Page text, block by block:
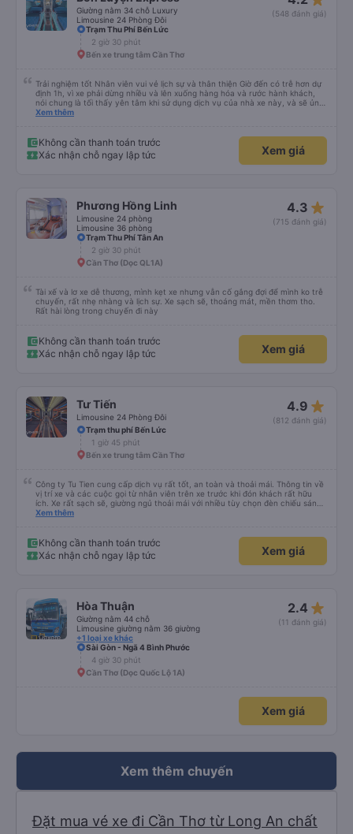
Giường nằm 34 chỗ Luxury
Limousine 24 Phòng Đôi
(548 đánh giá)
Trạm Thu Phí Bến Lức
2 giờ 30 phút
Bến xe trung tâm Cần Thơ
Trải nghiệm tốt Nhân viên vui vẻ lịch sự và thân thiện Giờ đến có trễ hơn dự
định 1h, vì xe phải dừng nhiều và lên xuống hàng hóa và rước hành khách,
nói chung là tối thấy yên tâm khi sử dụng dịch vụ của nhà xe này, và sẽ ủng
hộ và giới thiệu cho người thân sử dụng dịch vụ của nhà xe này
Xem thêm
Không cần thanh toán trước
Xác nhận chỗ ngay lập tức
Xem giá
Phương Hồng Linh
Limousine 24 phòng
Limousine 36 phòng
4.3 star_rate
(715 đánh giá)
Trạm Thu Phí Tân An
2 giờ 30 phút
Cần Thơ (Dọc QL1A)
Tài xế và lơ xe dễ thương, mình kẹt xe nhưng vẫn cố gắng đợi để mình ko trễ
chuyến, rất nhẹ nhàng và lịch sự. Xe sạch sẽ, thoáng mát, mền thơm tho.
Rất hài lòng trong chuyến đi này
Không cần thanh toán trước
Xác nhận chỗ ngay lập tức
Xem giá
Tư Tiến
Limousine 24 Phòng Đôi
4.9 star_rate
(812 đánh giá)
Trạm thu phí Bến Lức
1 giờ 45 phút
Bến xe trung tâm Cần Thơ
Công ty Tu Tien cung cấp dịch vụ rất tốt, an toàn và thoải mái. Thông tin về
vị trí xe và các cuộc gọi từ nhân viên trên xe trước khi đón khách rất hữu
ích. Xe rất sạch sẽ, giường ngủ thoải mái với nhiều tùy chọn đèn chiếu sáng
và cổng USB được đặt ở vị trí thuận tiện. Nhân viên rất lịch sự và xe đến
Xem thêm
Không cần thanh toán trước
Xác nhận chỗ ngay lập tức
Xem giá
Hòa Thuận
Giường nằm 44 chỗ
Limousine giường nằm 36 giường
+1 loại xe khác
2.4 star_rate
(11 đánh giá)
Sài Gòn - Ngã 4 Bình Phước
4 giờ 30 phút
Cần Thơ (Dọc Quốc Lộ 1A)
Xem giá
Xem thêm chuyến
Đặt mua vé xe đi Cần Thơ từ Long An chất